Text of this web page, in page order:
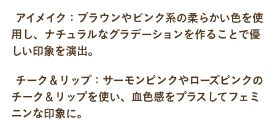
アイメイク： ブラウンやピンク系の柔らかい色を使
用し、ナチュラルなグラデーションを作ることで優
しい印象を演出。
チーク＆リップ： サーモンピンクやローズピンクの
チーク＆リップを使い、血色感をプラスしてフェミ
ニンな印象に。